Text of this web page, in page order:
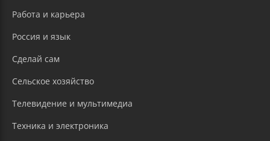
Работа и карьера
Россия и язык
Сделай сам
Сельское хозяйство
Телевидение и мультимедиа
Техника и электроника